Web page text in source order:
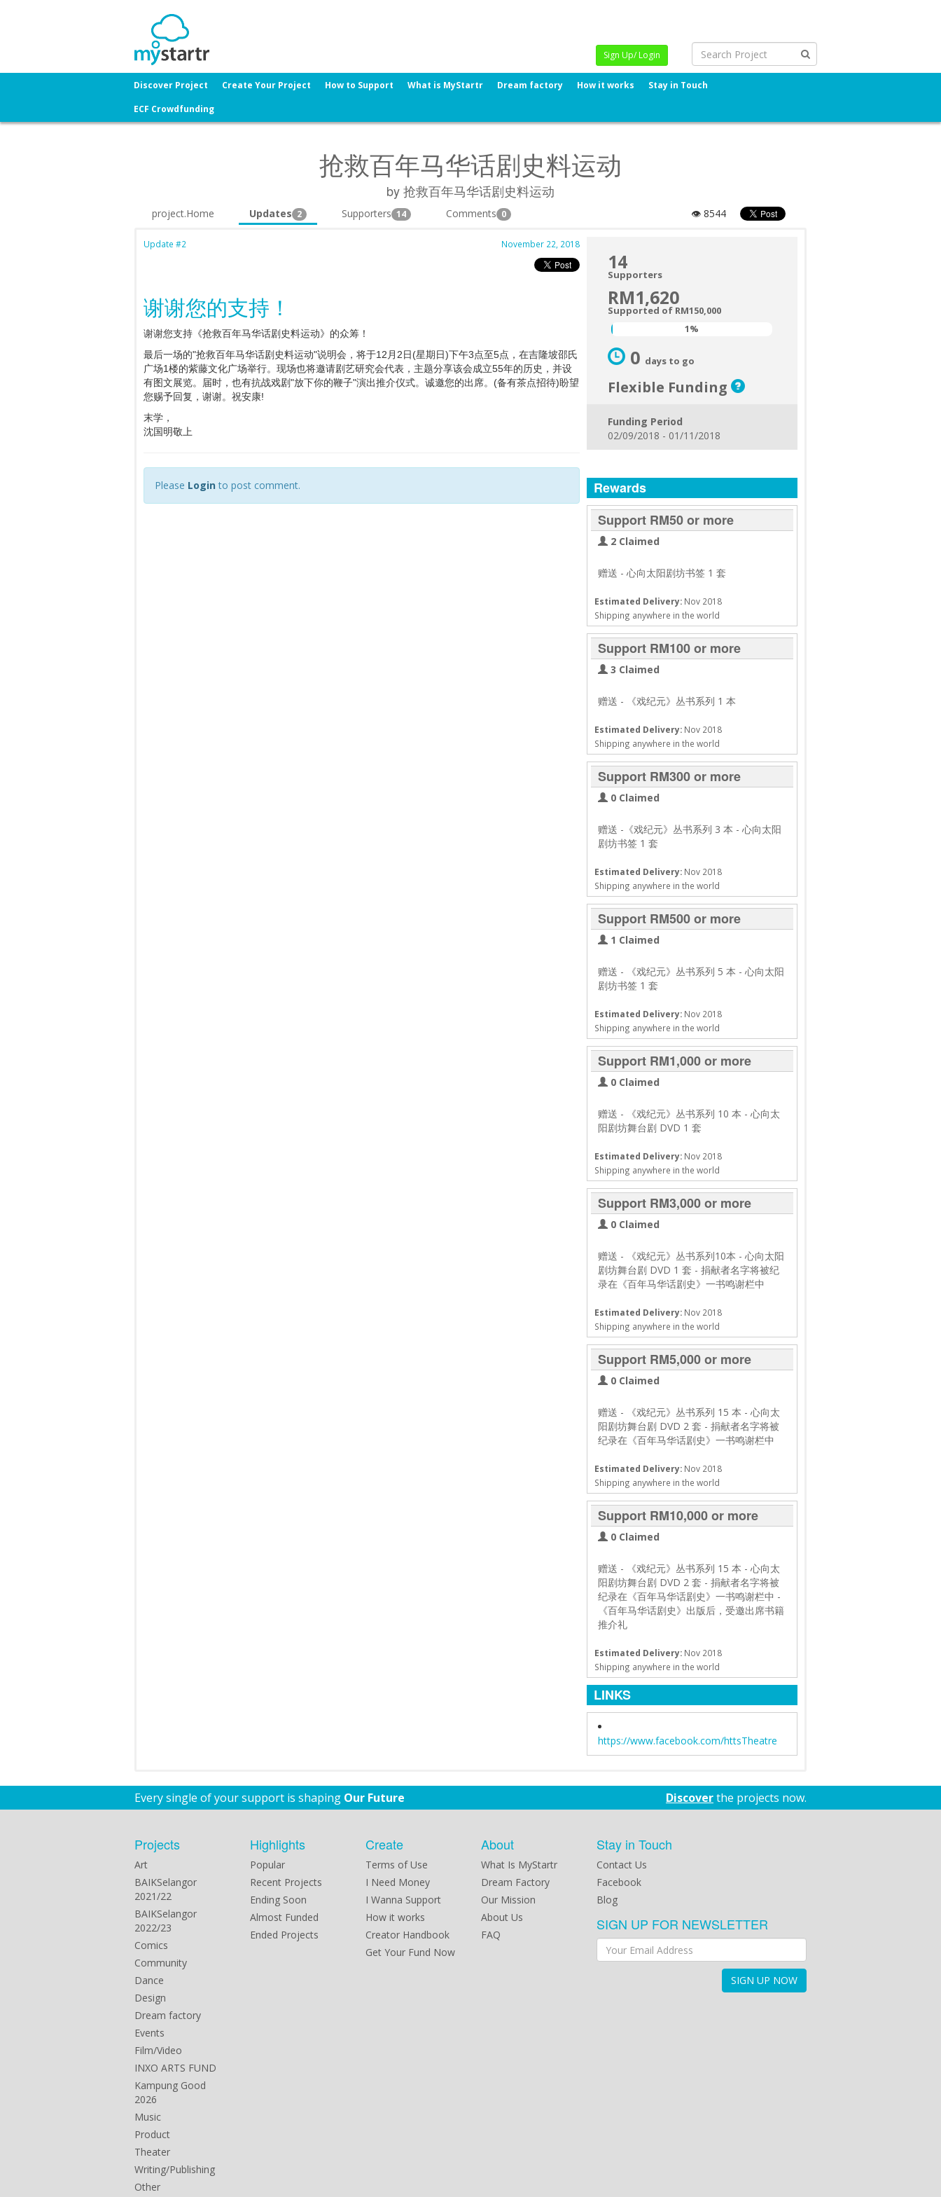
Sign Up/ Login
Discover Project Create Your Project How to Support What is MyStartr Dream factory How it works
Stay in Touch
ECF Crowdfunding
抢救百年马华话剧史料运动
by 抢救百年马华话剧史料运动
project.Home Updates 2 Supporters 14 Comments 0 👁 8544
Update #2 November 22, 2018
谢谢您的支持！
谢谢您支持《抢救百年马华话剧史料运动》的众筹！
最后一场的"抢救百年马华话剧史料运动"说明会，将于12月2日(星期日)下午3点至5点，在吉隆坡邵氏
广场1楼的紫藤文化广场举行。现场也将邀请剧艺研究会代表，主题分享该会成立55年的历史，并设
有图文展览。届时，也有抗战戏剧"放下你的鞭子"演出推介仪式。诚邀您的出席。(备有茶点招待)盼望
您赐予回复，谢谢。祝安康!
末学，
沈国明敬上
Please Login to post comment.
14
Supporters
RM1,620
Supported of RM150,000
1%
1%
0 days to go
Flexible Funding
Funding Period
02/09/2018 - 01/11/2018
Rewards
Support RM50 or more
2 Claimed
赠送 - 心向太阳剧坊书签 1 套
Estimated Delivery: Nov 2018
Shipping anywhere in the world
Support RM100 or more
3 Claimed
赠送 - 《戏纪元》丛书系列 1 本
Estimated Delivery: Nov 2018
Shipping anywhere in the world
Support RM300 or more
0 Claimed
赠送 -《戏纪元》丛书系列 3 本 - 心向太阳
剧坊书签 1 套
Estimated Delivery: Nov 2018
Shipping anywhere in the world
Support RM500 or more
1 Claimed
赠送 - 《戏纪元》丛书系列 5 本 - 心向太阳
剧坊书签 1 套
Estimated Delivery: Nov 2018
Shipping anywhere in the world
Support RM1,000 or more
0 Claimed
赠送 - 《戏纪元》丛书系列 10 本 - 心向太
阳剧坊舞台剧 DVD 1 套
Estimated Delivery: Nov 2018
Shipping anywhere in the world
Support RM3,000 or more
0 Claimed
赠送 - 《戏纪元》丛书系列10本 - 心向太阳
剧坊舞台剧 DVD 1 套 - 捐献者名字将被纪
录在《百年马华话剧史》一书鸣谢栏中
Estimated Delivery: Nov 2018
Shipping anywhere in the world
Support RM5,000 or more
0 Claimed
赠送 - 《戏纪元》丛书系列 15 本 - 心向太
阳剧坊舞台剧 DVD 2 套 - 捐献者名字将被
纪录在《百年马华话剧史》一书鸣谢栏中
Estimated Delivery: Nov 2018
Shipping anywhere in the world
Support RM10,000 or more
0 Claimed
赠送 - 《戏纪元》丛书系列 15 本 - 心向太
阳剧坊舞台剧 DVD 2 套 - 捐献者名字将被
纪录在《百年马华话剧史》一书鸣谢栏中 -
《百年马华话剧史》出版后，受邀出席书籍
推介礼
Estimated Delivery: Nov 2018
Shipping anywhere in the world
LINKS
https://www.facebook.com/httsTheatre
Every single of your support is shaping Our Future Discoverthe projects now.
Projects
Art
BAIKSelangor
2021/22
BAIKSelangor
2022/23
Comics
Community
Dance
Design
Dream factory
Events
Film/Video
INXO ARTS FUND
Kampung Good
2026
Music
Product
Theater
Writing/Publishing
Other
Highlights
Popular
Recent Projects
Ending Soon
Almost Funded
Ended Projects
Create
Terms of Use
I Need Money
I Wanna Support
How it works
Creator Handbook
Get Your Fund Now
About
What Is MyStartr
Dream Factory
Our Mission
About Us
FAQ
Stay in Touch
Contact Us
Facebook
Blog
SIGN UP FOR NEWSLETTER
SIGN UP NOW